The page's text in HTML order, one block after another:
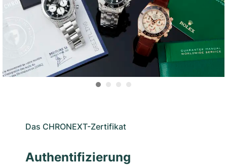
Das CHRONEXT-Zertifikat
Authentifizierung